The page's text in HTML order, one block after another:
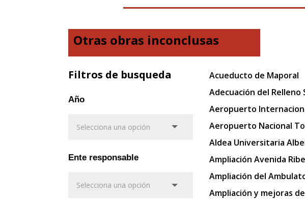
Otras obras inconclusas
Filtros de busqueda
Año
Ente responsable
Acueducto de Maporal
Adecuación del Relleno
Aeropuerto
Aeropuerto Nacional
Aldea Universitaria
Ampliación Avenida
Ampliación del
Ampliación y mejoras